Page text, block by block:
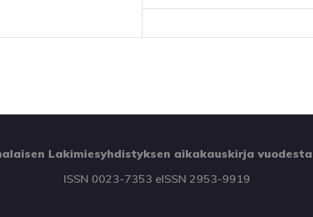
Lakimiesyhdistyksen aikakauskirja
ISSN 0023-7353 eISSN 2953-9919